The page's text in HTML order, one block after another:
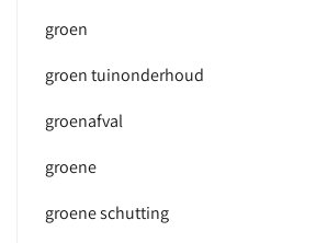
groen
groen tuinonderhoud
groenafval
groene
groene schutting